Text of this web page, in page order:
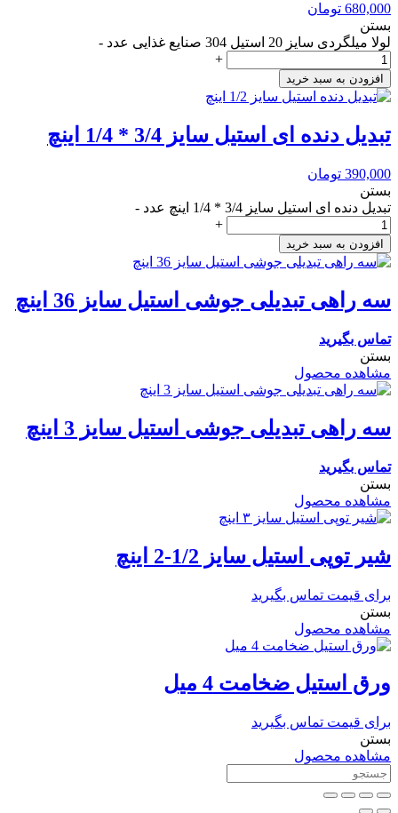
680,000 تومان
بستن
لولا میلگردی سایز 20 استیل 304 صنایع غذایی عدد
-
+
افزودن به سبد خرید
تبدیل دنده ای استیل سایز 3/4 * 1/4 اینچ
390,000 تومان
بستن
تبدیل دنده ای استیل سایز 3/4 * 1/4 اینچ عدد
-
+
افزودن به سبد خرید
سه راهی تبدیلی جوشی استیل سایز 36 اینچ
تماس بگیرید
بستن
مشاهده محصول
سه راهی تبدیلی جوشی استیل سایز 3 اینچ
تماس بگیرید
بستن
مشاهده محصول
شیر توپی استیل سایز 1/2-2 اینچ
برای قیمت تماس بگیرید
بستن
مشاهده محصول
ورق استیل ضخامت 4 میل
برای قیمت تماس بگیرید
بستن
مشاهده محصول